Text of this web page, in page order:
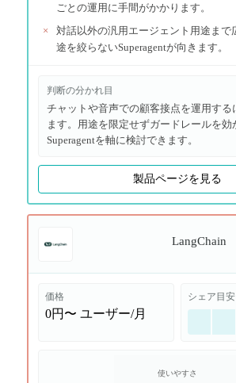
ごとの運用に手間がかかります。
×
対話以外の汎用エージェント用途まで
途を絞らないSuperagentが向きます。
判断の分かれ目
チャットや音声での顧客接点を運用する
ます。用途を限定せずガードレールを効
Superagentを軸に検討できます。
製品ページを見る
LangChain
価格
0円〜 ユーザー/月
シェア目安
使いやすさ